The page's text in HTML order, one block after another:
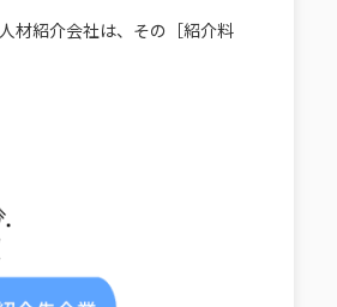
材紹介会社は、その［紹介料